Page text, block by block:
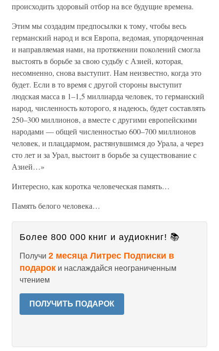
происходить здоровый отбор на все будущие времена.
Этим мы создадим предпосылки к тому, чтобы весь
германский народ и вся Европа, ведомая, упорядоченная
и направляемая нами, на протяжении поколений смогла
выстоять в борьбе за свою судьбу с Азией, которая,
несомненно, снова выступит. Нам неизвестно, когда это
будет. Если в то время с другой стороны выступит
людская масса в 1–1,5 миллиарда человек, то германский
народ, численность которого, я надеюсь, будет составлять
250–300 миллионов, а вместе с другими европейскими
народами — общей численностью 600–700 миллионов
человек, и плацдармом, растянувшимся до Урала, а через
сто лет и за Урал, выстоит в борьбе за существование с
Азией…»
Интересно, как коротка человеческая память…
Память белого человека…
Более 800 000 книг и аудиокниг! 📚
Получи 2 месяца Литрес Подписки в
подарок и наслаждайся неограниченным
чтением
ПОЛУЧИТЬ ПОДАРОК